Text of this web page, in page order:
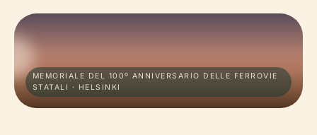
MEMORIALE DEL 100º ANNIVERSARIO DELLE FERROVIE
STATALI · HELSINKI